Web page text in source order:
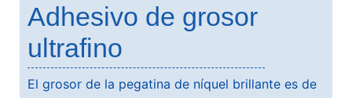
Adhesivo de grosor
ultrafino
El grosor de la pegatina de níquel brillante es de